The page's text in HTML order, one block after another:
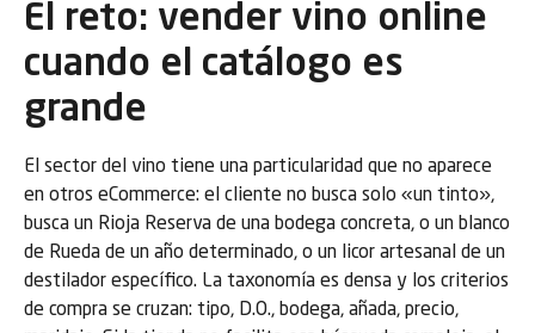
El reto: vender vino online
cuando el catálogo es
grande
El sector del vino tiene una particularidad que no aparece
en otros eCommerce: el cliente no busca solo «un tinto»,
busca un Rioja Reserva de una bodega concreta, o un blanco
de Rueda de un año determinado, o un licor artesanal de un
destilador específico. La taxonomía es densa y los criterios
de compra se cruzan: tipo, D.O., bodega, añada, precio,